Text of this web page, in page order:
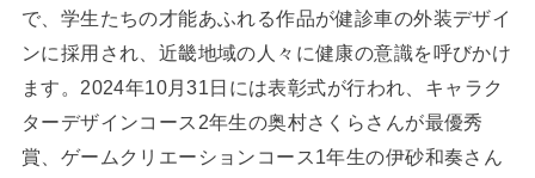
で、学生たちの才能あふれる作品が健診車の外装デザイ
ンに採用され、近畿地域の人々に健康の意識を呼びかけ
ます。2024年10月31日には表彰式が行われ、キャラク
ターデザインコース2年生の奥村さくらさんが最優秀
賞、ゲームクリエーションコース1年生の伊砂和奏さん